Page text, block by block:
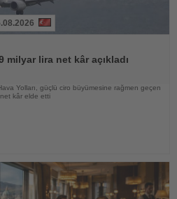
milyar lira net kâr açıkladı
Yolları, güçlü ciro büyümesine rağmen geçen
kâr elde etti